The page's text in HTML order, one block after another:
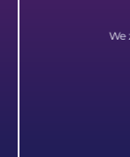
We